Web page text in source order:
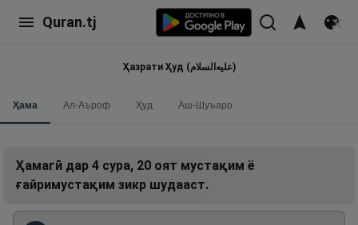
Quran.tj
Ҳазрати Ҳуд (علیه‌السلام)
Ҳама Ал-Аъроф Ҳуд Аш-Шуъаро
Ҳамагӣ дар 4 сура, 20 оят мустақим ё
ғайримустақим зикр шудааст.